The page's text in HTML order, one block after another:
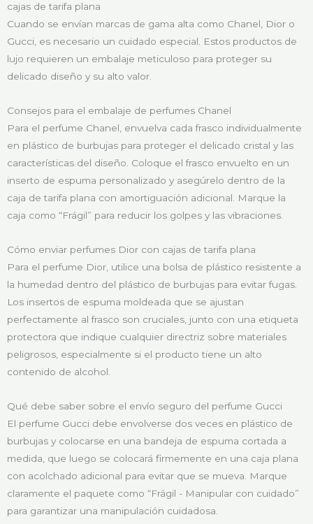
cajas de tarifa plana
Cuando se envían marcas de gama alta como Chanel, Dior o
Gucci, es necesario un cuidado especial. Estos productos de
lujo requieren un embalaje meticuloso para proteger su
delicado diseño y su alto valor.
Consejos para el embalaje de perfumes Chanel
Para el perfume Chanel, envuelva cada frasco individualmente
en plástico de burbujas para proteger el delicado cristal y las
características del diseño. Coloque el frasco envuelto en un
inserto de espuma personalizado y asegúrelo dentro de la
caja de tarifa plana con amortiguación adicional. Marque la
caja como “Frágil” para reducir los golpes y las vibraciones.
Cómo enviar perfumes Dior con cajas de tarifa plana
Para el perfume Dior, utilice una bolsa de plástico resistente a
la humedad dentro del plástico de burbujas para evitar fugas.
Los insertos de espuma moldeada que se ajustan
perfectamente al frasco son cruciales, junto con una etiqueta
protectora que indique cualquier directriz sobre materiales
peligrosos, especialmente si el producto tiene un alto
contenido de alcohol.
Qué debe saber sobre el envío seguro del perfume Gucci
El perfume Gucci debe envolverse dos veces en plástico de
burbujas y colocarse en una bandeja de espuma cortada a
medida, que luego se colocará firmemente en una caja plana
con acolchado adicional para evitar que se mueva. Marque
claramente el paquete como “Frágil - Manipular con cuidado”
para garantizar una manipulación cuidadosa.